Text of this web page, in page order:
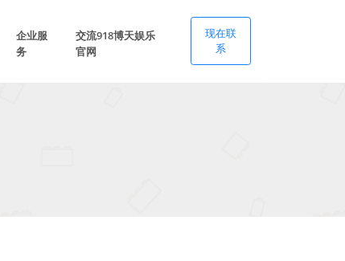
企业服
务
交流918博天娱乐
官网
现在联
系